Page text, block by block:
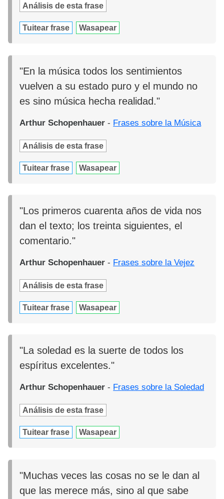
Análisis de esta frase
Tuitear frase Wasapear
"En la música todos los sentimientos
vuelven a su estado puro y el mundo no
es sino música hecha realidad."
Arthur Schopenhauer - Frases sobre la Música
Análisis de esta frase
Tuitear frase Wasapear
"Los primeros cuarenta años de vida nos
dan el texto; los treinta siguientes, el
comentario."
Arthur Schopenhauer - Frases sobre la Vejez
Análisis de esta frase
Tuitear frase Wasapear
"La soledad es la suerte de todos los
espíritus excelentes."
Arthur Schopenhauer - Frases sobre la Soledad
Análisis de esta frase
Tuitear frase Wasapear
"Muchas veces las cosas no se le dan al
que las merece más, sino al que sabe